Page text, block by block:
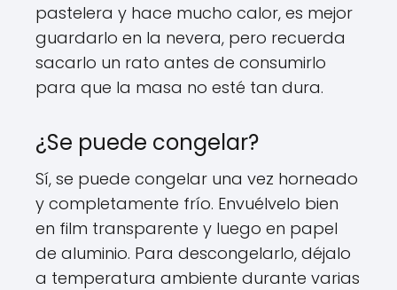
pastelera y hace mucho calor, es mejor
guardarlo en la nevera, pero recuerda
sacarlo un rato antes de consumirlo
para que la masa no esté tan dura.
¿Se puede congelar?
Sí, se puede congelar una vez horneado
y completamente frío. Envuélvelo bien
en film transparente y luego en papel
de aluminio. Para descongelarlo, déjalo
a temperatura ambiente durante varias